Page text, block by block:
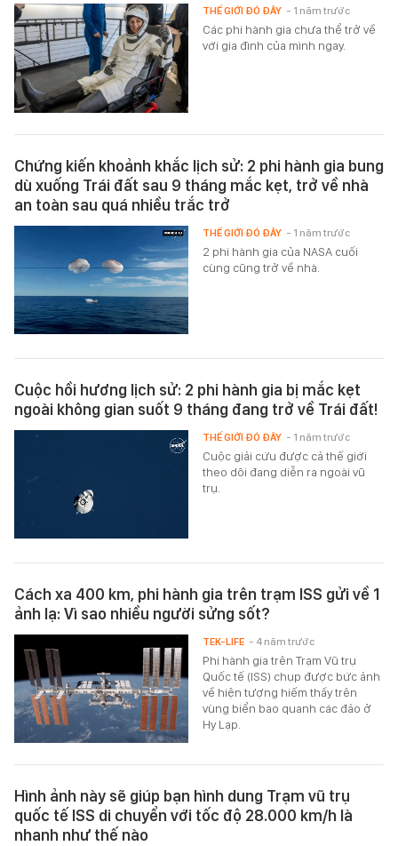
Các phi hành gia chưa thể trở về
với gia đình của mình ngay.
THẾ GIỚI ĐÓ ĐÂY - 1 năm trước
Chứng kiến khoảnh khắc lịch sử: 2 phi hành gia bung
dù xuống Trái đất sau 9 tháng mắc kẹt, trở về nhà
an toàn sau quá nhiều trắc trở
2 phi hành gia của NASA cuối
cùng cũng trở về nhà.
THẾ GIỚI ĐÓ ĐÂY - 1 năm trước
Cuộc hồi hương lịch sử: 2 phi hành gia bị mắc kẹt
ngoài không gian suốt 9 tháng đang trở về Trái đất!
Cuộc giải cứu được cả thế giới
theo dõi đang diễn ra ngoài vũ
trụ.
THẾ GIỚI ĐÓ ĐÂY - 1 năm trước
Cách xa 400 km, phi hành gia trên trạm ISS gửi về 1
ảnh lạ: Vì sao nhiều người sửng sốt?
Phi hành gia trên Trạm Vũ trụ
Quốc tế (ISS) chụp được bức ảnh
về hiện tượng hiếm thấy trên
vùng biển bao quanh các đảo ở
Hy Lạp.
TEK-LIFE - 4 năm trước
Hình ảnh này sẽ giúp bạn hình dung Trạm vũ trụ
quốc tế ISS di chuyển với tốc độ 28.000 km/h là
nhanh như thế nào